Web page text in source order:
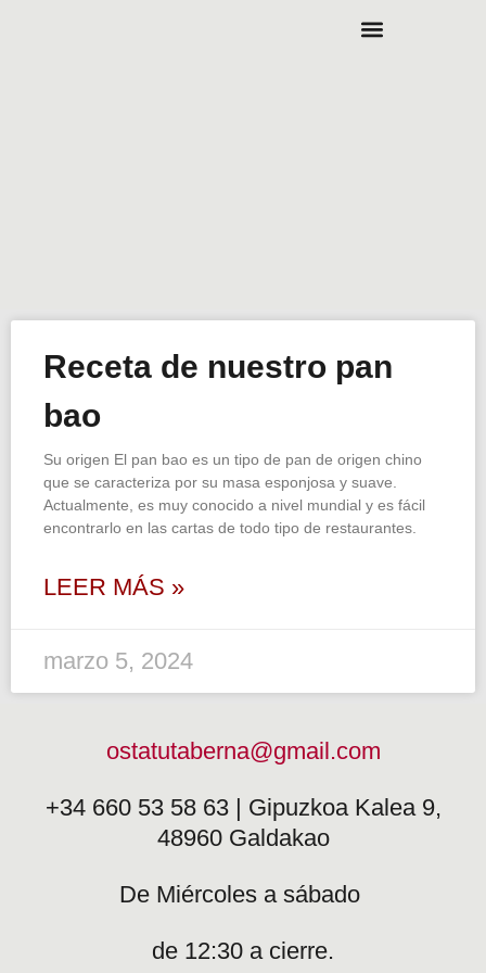
Receta de nuestro pan
bao
Su origen El pan bao es un tipo de pan de origen chino
que se caracteriza por su masa esponjosa y suave.
Actualmente, es muy conocido a nivel mundial y es fácil
encontrarlo en las cartas de todo tipo de restaurantes.
LEER MÁS »
marzo 5, 2024
ostatutaberna@gmail.com
+34 660 53 58 63 | Gipuzkoa Kalea 9,
48960 Galdakao
De Miércoles a sábado
de 12:30 a cierre.